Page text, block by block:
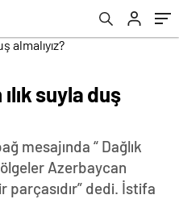
suyla duş
mesajında “ Dağlık
Azerbaycan
parçasıdır” dedi. İstifa